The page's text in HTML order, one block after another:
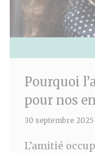
Pourquoi
pour nos
30 septembre 2025
L’amitié